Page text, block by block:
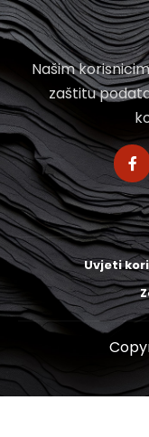
Našim
zaštitu
Uvjeti